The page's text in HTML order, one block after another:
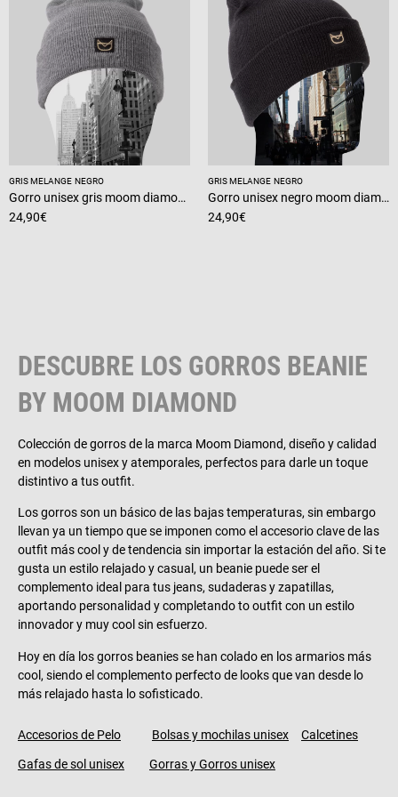
GRIS MELANGE NEGRO
Gorro unisex gris moom diamond en punto con vuelta
24,90€
GRIS MELANGE NEGRO
Gorro unisex negro moom diamond en punto con vuelta
24,90€
DESCUBRE LOS GORROS BEANIE
BY MOOM DIAMOND
Colección de gorros de la marca Moom Diamond, diseño y calidad
en modelos unisex y atemporales, perfectos para darle un toque
distintivo a tus outfit.
Los gorros son un básico de las bajas temperaturas, sin embargo
llevan ya un tiempo que se imponen como el accesorio clave de las
outfit más cool y de tendencia sin importar la estación del año. Si te
gusta un estilo relajado y casual, un beanie puede ser el
complemento ideal para tus jeans, sudaderas y zapatillas,
aportando personalidad y completando to outfit con un estilo
innovador y muy cool sin esfuerzo.
Hoy en día los gorros beanies se han colado en los armarios más
cool, siendo el complemento perfecto de looks que van desde lo
más relajado hasta lo sofisticado.
Accesorios de Pelo Bolsas y mochilas unisex Calcetines
Gafas de sol unisex Gorras y Gorros unisex